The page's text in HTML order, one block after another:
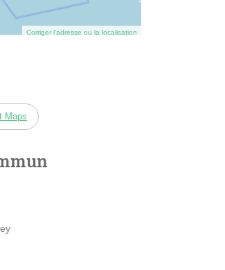
Corriger l’adresse ou la localisation
Maps